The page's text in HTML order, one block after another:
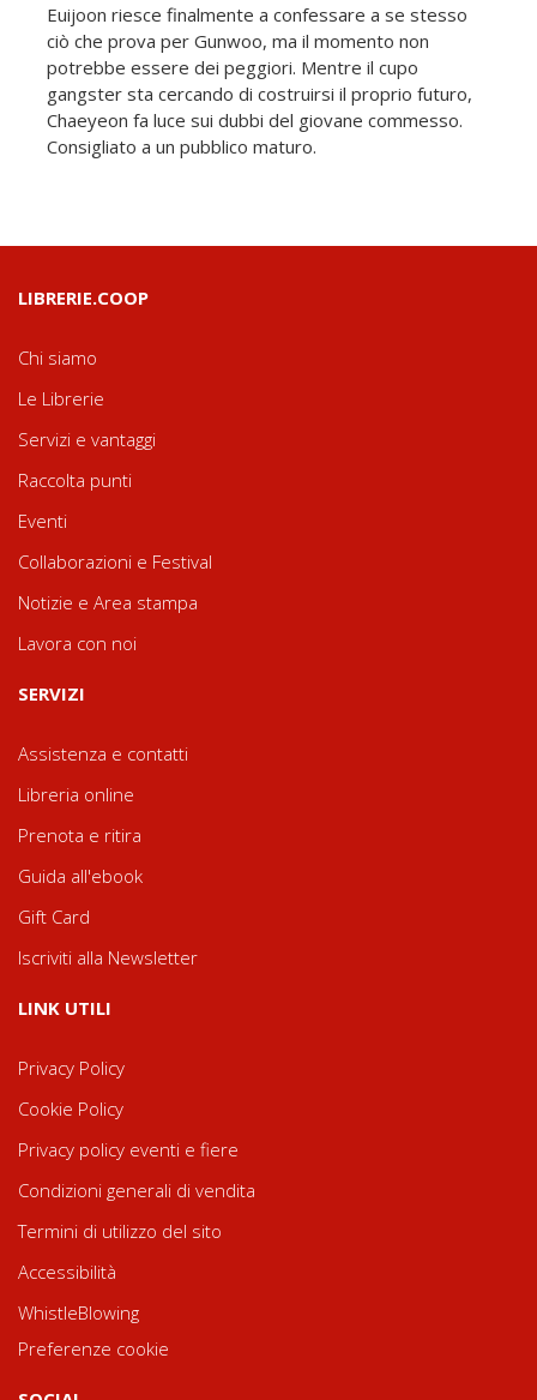
Euijoon riesce finalmente a confessare a se stesso
ciò che prova per Gunwoo, ma il momento non
potrebbe essere dei peggiori. Mentre il cupo
gangster sta cercando di costruirsi il proprio futuro,
Chaeyeon fa luce sui dubbi del giovane commesso.
Consigliato a un pubblico maturo.
LIBRERIE.COOP
Chi siamo
Le Librerie
Servizi e vantaggi
Raccolta punti
Eventi
Collaborazioni e Festival
Notizie e Area stampa
Lavora con noi
SERVIZI
Assistenza e contatti
Libreria online
Prenota e ritira
Guida all'ebook
Gift Card
Iscriviti alla Newsletter
LINK UTILI
Privacy Policy
Cookie Policy
Privacy policy eventi e fiere
Condizioni generali di vendita
Termini di utilizzo del sito
Accessibilità
WhistleBlowing
Preferenze cookie